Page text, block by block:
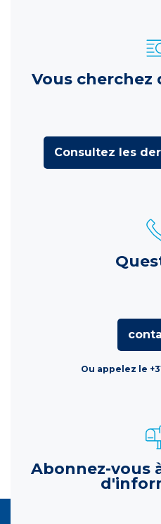
Vous cherchez
Consultez les
Ou appelez le
Abonnez-vous